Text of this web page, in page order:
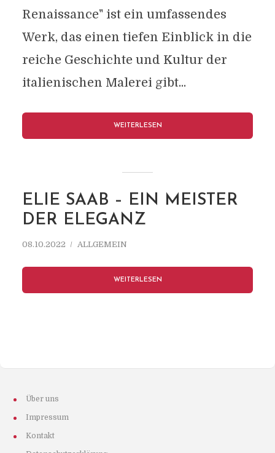
Renaissance" ist ein umfassendes
Werk, das einen tiefen Einblick in die
reiche Geschichte und Kultur der
italienischen Malerei gibt...
WEITERLESEN
ELIE SAAB – EIN MEISTER
DER ELEGANZ
08.10.2022 ALLGEMEIN
WEITERLESEN
Über uns
Impressum
Kontakt